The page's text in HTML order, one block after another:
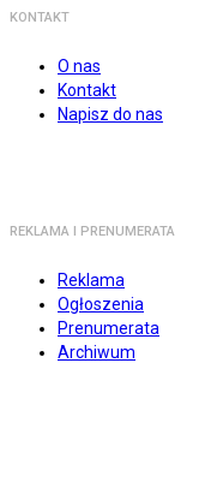
KONTAKT
O nas
Kontakt
Napisz do nas
REKLAMA I PRENUMERATA
Reklama
Ogłoszenia
Prenumerata
Archiwum